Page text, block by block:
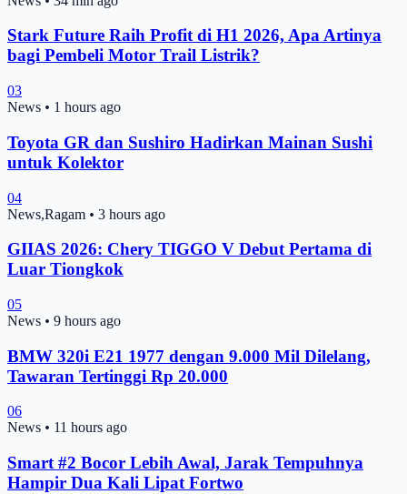
Stark Future Raih Profit di H1 2026, Apa Artinya
bagi Pembeli Motor Trail Listrik?
03
News • 1 hours ago
Toyota GR dan Sushiro Hadirkan Mainan Sushi
untuk Kolektor
04
News,Ragam • 3 hours ago
GIIAS 2026: Chery TIGGO V Debut Pertama di
Luar Tiongkok
05
News • 9 hours ago
BMW 320i E21 1977 dengan 9.000 Mil Dilelang,
Tawaran Tertinggi Rp 20.000
06
News • 11 hours ago
Smart #2 Bocor Lebih Awal, Jarak Tempuhnya
Hampir Dua Kali Lipat Fortwo